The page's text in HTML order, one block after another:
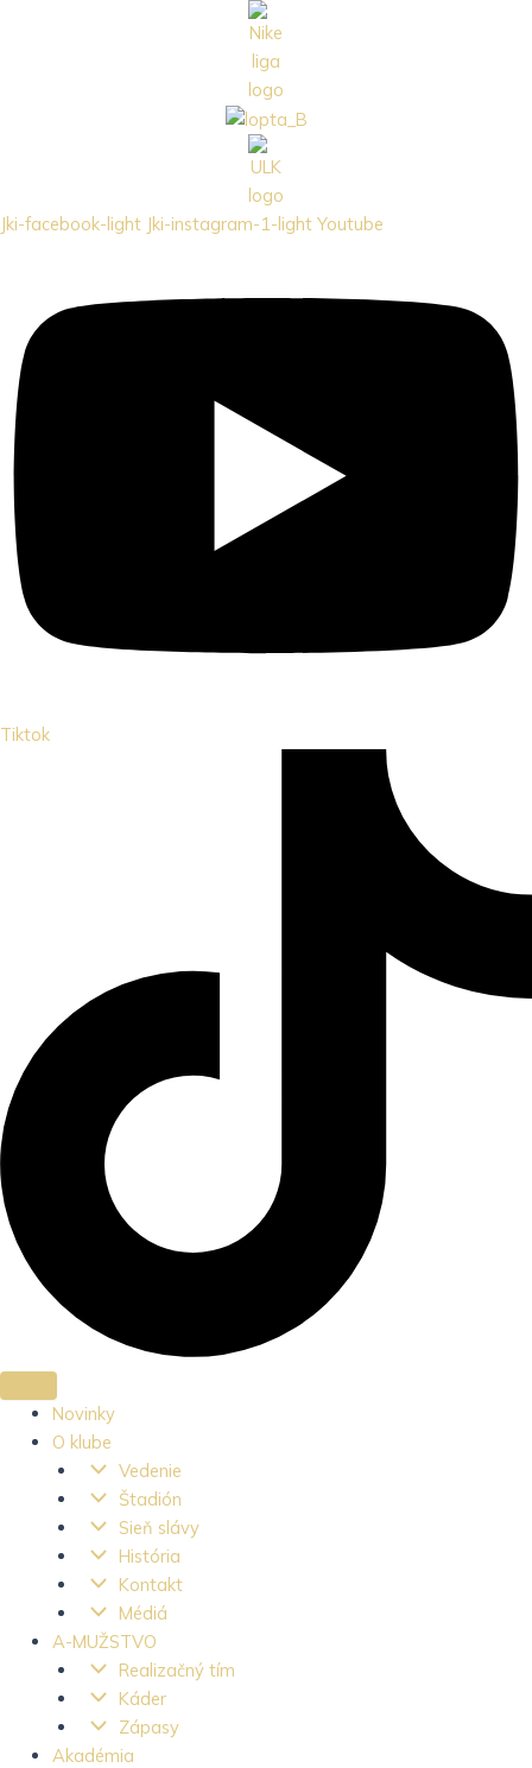
Jki-facebook-light Jki-instagram-1-light Youtube
Tiktok
Novinky
O klube
Vedenie
Štadión
Sieň slávy
História
Kontakt
Médiá
A-MUŽSTVO
Realizačný tím
Káder
Zápasy
Akadémia